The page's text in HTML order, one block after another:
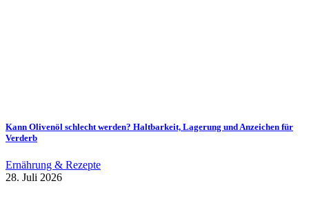
Kann Olivenöl schlecht werden? Haltbarkeit, Lagerung und Anzeichen für
Verderb
Ernährung & Rezepte
28. Juli 2026